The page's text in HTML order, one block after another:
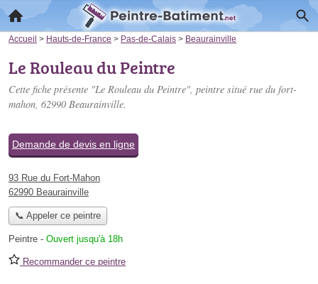
Accueil > Hauts-de-France > Pas-de-Calais > Beaurainville
Le Rouleau du Peintre
Cette fiche présente "Le Rouleau du Peintre", peintre situé rue du fort-
mahon, 62990 Beaurainville.
Demande de devis en ligne
93 Rue du Fort-Mahon
62990 Beaurainville
📞 Appeler ce peintre
Peintre - Ouvert jusqu'à 18h
Recommander ce peintre